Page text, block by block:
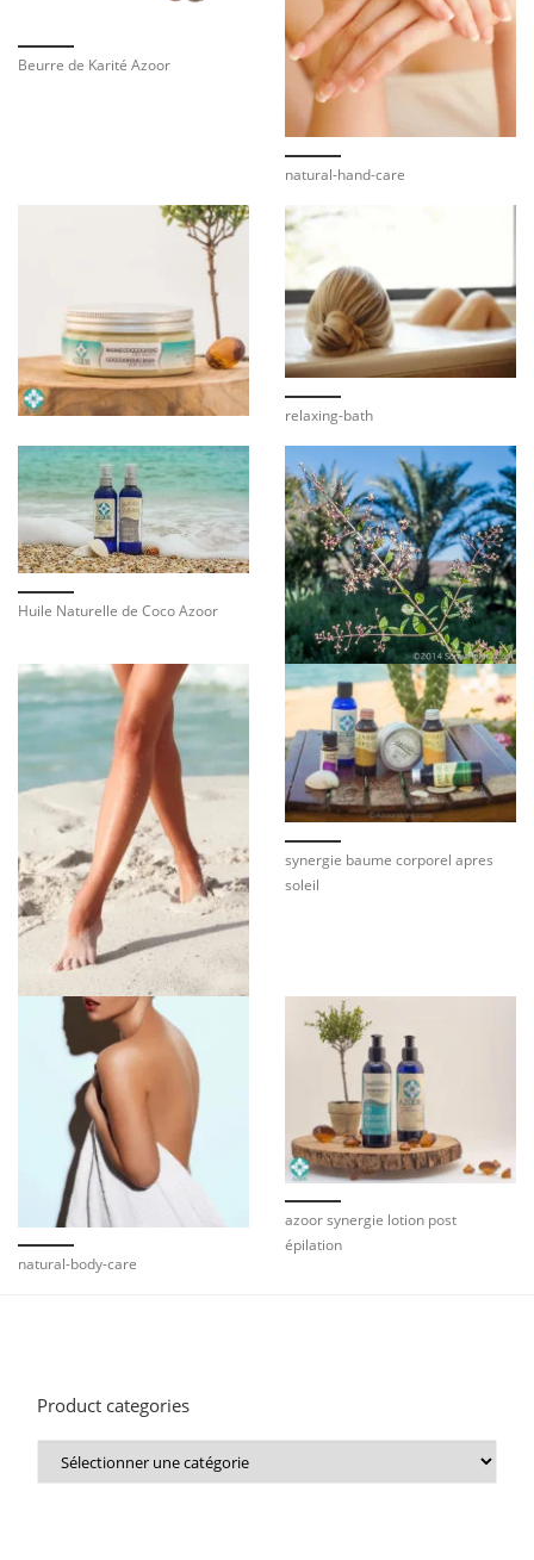
Beurre de Karité Azoor
natural-hand-care
relaxing-bath
Huile Naturelle de Coco Azoor
synergie baume corporel apres
soleil
natural-body-care
azoor synergie lotion post
épilation
Product categories